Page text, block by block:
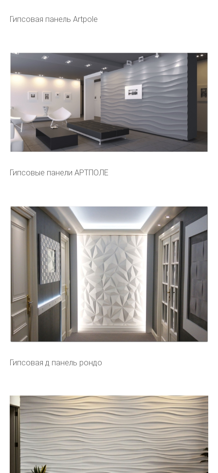
Гипсовая панель Artpole
Гипсовые панели АРТПОЛЕ
Гипсовая д панель рондо